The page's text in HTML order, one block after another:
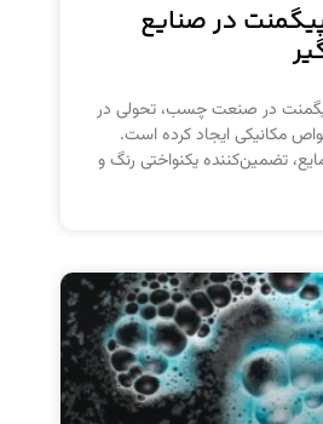
در صنایع
در صنعت چسب، تحولی در
مکانیکی ایجاد کرده است.
تضمین‌کننده یکنواختی رنگ و